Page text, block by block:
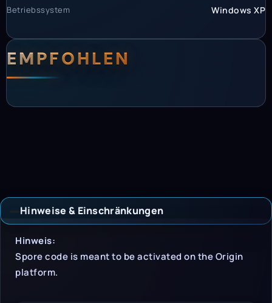
Betriebssystem Windows XP
EMPFOHLEN
Hinweise & Einschränkungen
Hinweise &
Hinweis:
Spore code is meant to be activated on the Origin
platform.